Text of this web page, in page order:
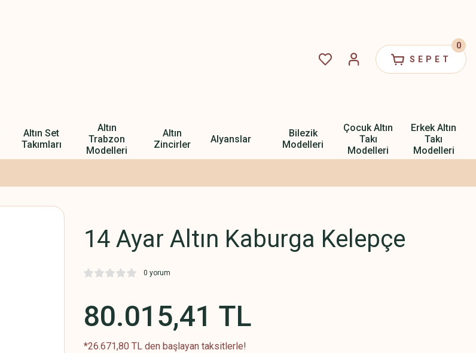
SEPET
0
Altın Set
Takımları
Altın
Trabzon
Modelleri
Altın
Zincirler
Alyanslar
Bilezik
Modelleri
Çocuk Altın
Takı
Modelleri
Erkek Altın
Takı
Modelleri
14 Ayar Altın Kaburga Kelepçe
0 yorum
80.015,41 TL
*26.671,80 TL den başlayan taksitlerle!